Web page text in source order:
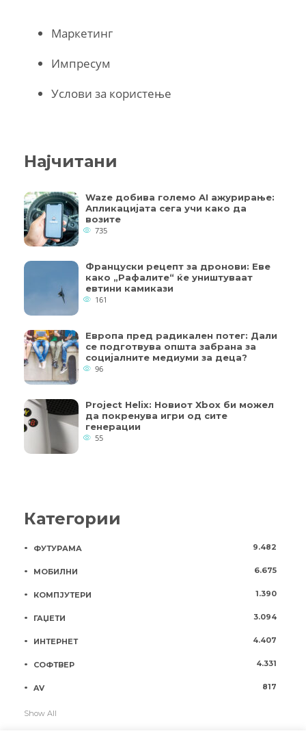
Маркетинг
Импресум
Услови за користење
Најчитани
Waze добива големо AI ажурирање:
Апликацијата сега учи како да
возите
735
Француски рецепт за дронови: Еве
како „Рафалите“ ќе уништуваат
евтини камикази
161
Европа пред радикален потег: Дали
се подготвува општа забрана за
социјалните медиуми за деца?
96
Project Helix: Новиот Xbox би можел
да покренува игри од сите
генерации
55
Категории
ФУТУРАМА 9.482
МОБИЛНИ 6.675
КОМПЈУТЕРИ 1.390
ГАЏЕТИ 3.094
ИНТЕРНЕТ 4.407
СОФТВЕР 4.331
AV 817
Show All